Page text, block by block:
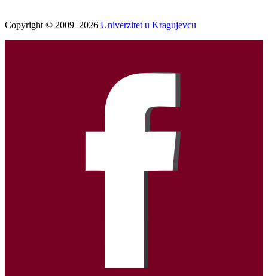
Copyright © 2009–2026 Univerzitet u Kragujevcu